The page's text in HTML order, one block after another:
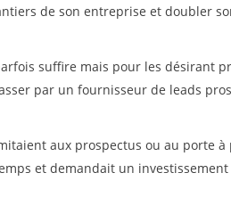
de son entreprise et doubler
suffire mais pour les désirant
par un fournisseur de leads
aux prospectus ou au porte à
et demandait un